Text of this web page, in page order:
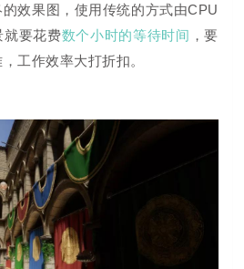
效果图，使用传统的方式由CPU
就要花费数个小时的等待时间 ，要
工作效率大打折扣。